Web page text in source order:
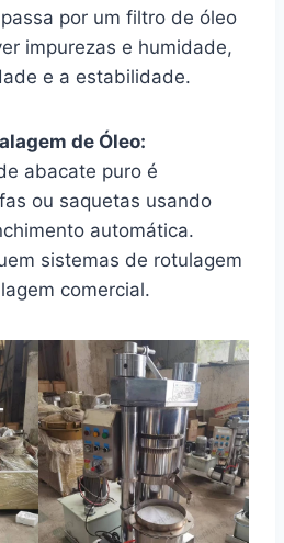
por um filtro de óleo
impurezas e humidade,
e a estabilidade.
de Óleo:
abacate puro é
ou saquetas usando
automática.
sistemas de rotulagem
comercial.